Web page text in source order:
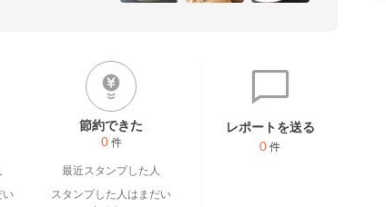
い
節約できた
0 件
最近スタンプした人
スタンプした人はまだい
レポートを送る
0 件